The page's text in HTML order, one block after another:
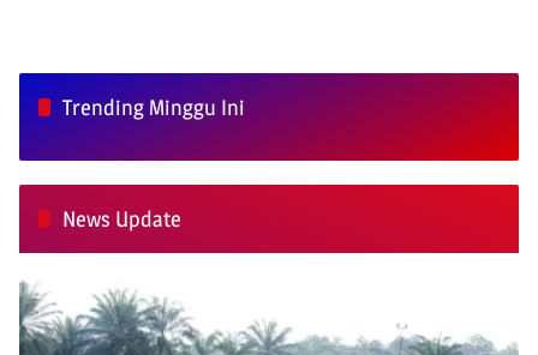
Trending Minggu Ini
News Update